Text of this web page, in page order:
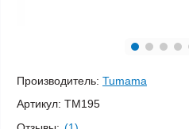
Производитель: Tumama
Артикул: TM195